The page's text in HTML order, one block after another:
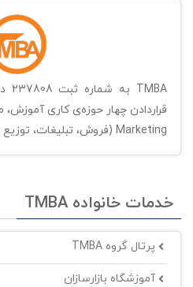
قراردادن چهار حوزه‌ی کاری
Marketing (فروش، تبلیغات، توزیع و ...) شروع به کار کرد.
خدمات خانواده TMBA
پرتال گروه TMBA
آموزشگاه بازارسازان